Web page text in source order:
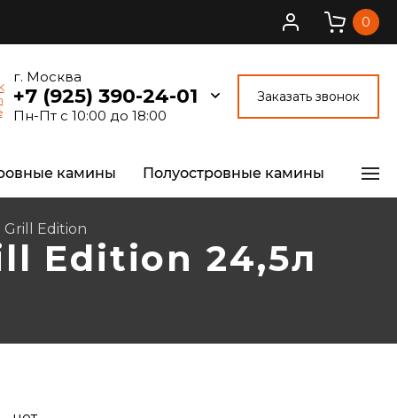
0
г. Москва
+7 (925) 390-24-01
Пн-Пт с 10:00 до 18:00
Заказать звонок
камины Полуостровные камины ...
Grill Edition
Edition 24,5л